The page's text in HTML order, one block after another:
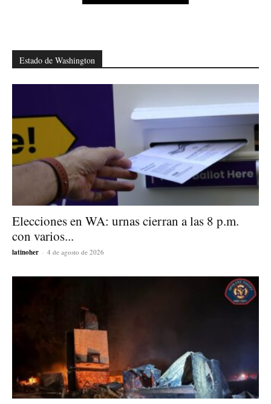
Estado de Washington
Elecciones en WA: urnas cierran a las 8 p.m.
con varios...
latinoher - 4 de agosto de 2026